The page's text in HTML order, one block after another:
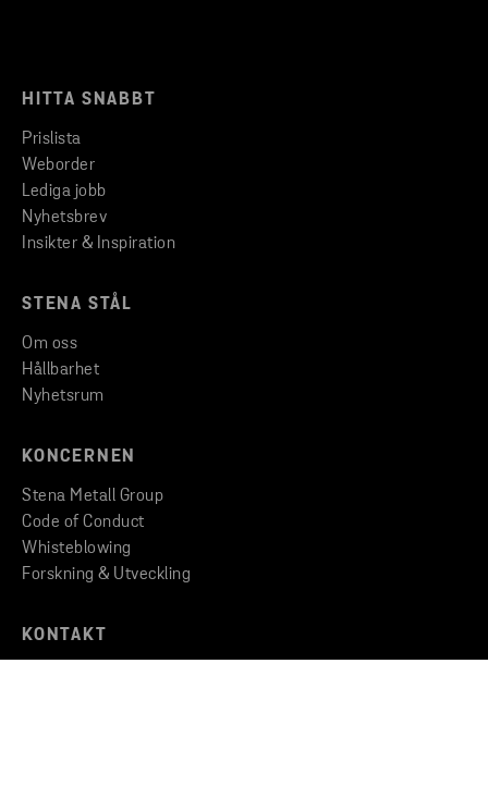
HITTA SNABBT
Prislista
Weborder
Lediga jobb
Nyhetsbrev
Insikter & Inspiration
STENA STÅL
Om oss
Hållbarhet
Nyhetsrum
KONCERNEN
Stena Metall Group
Code of Conduct
Whisteblowing
Forskning & Utveckling
KONTAKT